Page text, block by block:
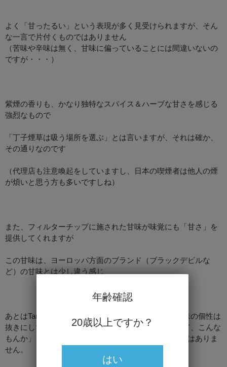
よく「甘ったるい」という表現が多く見受けられますが、そん
な一言で片付くものではありません
（苦味や辛味は無く、甘味に偏っていることには間違いないの
ですが・・・）
紫煙の香りも、かなり独特なスパイス＆ハーブな甘さを感じる
強烈なもので
「丁子煙草は吸う場所を選ぶ」とは言いますが、それは確か、
その通りなのです
（代理店も注意喚起をしていますし、日本の喫煙者は他人の煙
が煩いと思う方も多いですしね）
また、フィルターチップに施された甘味が味覚にも「甘さ」を
提供してくれますが
この甘味は、ヨーロッパ方面のブランド（ブラックデビルな
ど）の甘味とは少し違う感じ
あとはTar33㎎というスペックですが、丁子煙草は喫味の個性は
抜きにして意外にも吸いやすく喫煙中は「Tar33㎎って、こんな
もんか」という程度で、あまり怖気づくようなものではありま
せん。
年齢確認
20歳以上ですか？
はい